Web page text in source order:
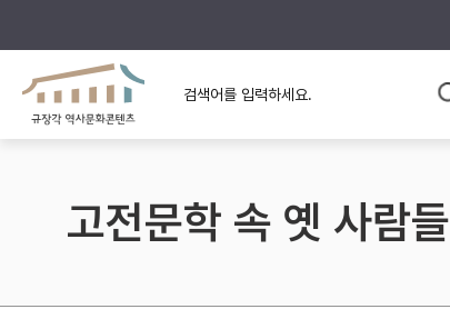
규장각의 어제와 오늘
규장각 소개영상
사료와 문학으로 본
고대
고려
조선 후기
고전문학 속 옛 사람들